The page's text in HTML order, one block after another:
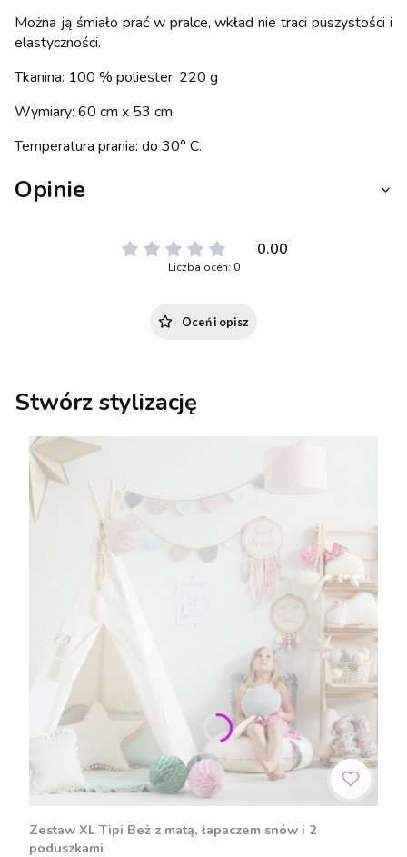
Można ją śmiało prać w pralce, wkład nie traci puszystości i
elastyczności.
Tkanina: 100 % poliester, 220 g
Wymiary: 60 cm x 53 cm.
Temperatura prania: do 30° C.
Opinie
0.00
Liczba ocen: 0
Oceń i opisz
Stwórz stylizację
Zestaw XL Tipi Beż z matą, łapaczem snów i 2
poduszkami